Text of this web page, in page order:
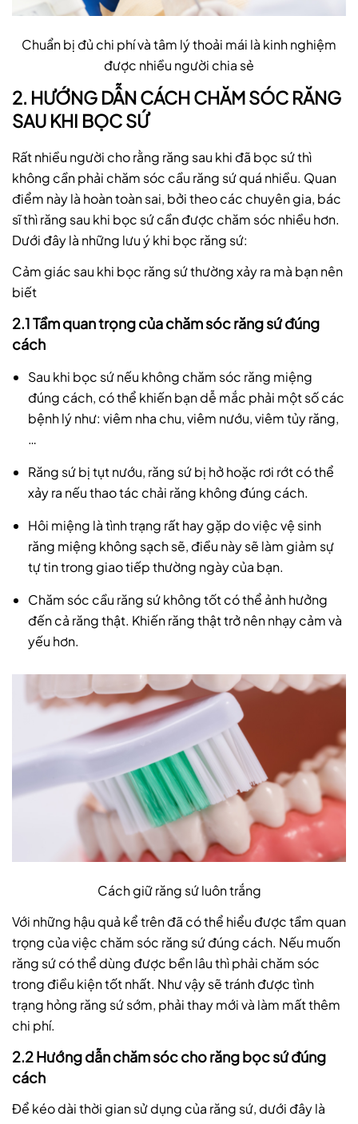
Chuẩn bị đủ chi phí và tâm lý thoải mái là kinh nghiệm
được nhiều người chia sẻ
2. HƯỚNG DẪN CÁCH CHĂM SÓC RĂNG
SAU KHI BỌC SỨ
Rất nhiều người cho rằng răng sau khi đã bọc sứ thì
không cần phải chăm sóc cầu răng sứ quá nhiều. Quan
điểm này là hoàn toàn sai, bởi theo các chuyên gia, bác
sĩ thì răng sau khi bọc sứ cần được chăm sóc nhiều hơn.
Dưới đây là những lưu ý khi bọc răng sứ:
Cảm giác sau khi bọc răng sứ thường xảy ra mà bạn nên
biết
2.1 Tầm quan trọng của chăm sóc răng sứ đúng
cách
Sau khi bọc sứ nếu không chăm sóc răng miệng
đúng cách, có thể khiến bạn dễ mắc phải một số các
bệnh lý như: viêm nha chu, viêm nướu, viêm tủy răng,
…
Răng sứ bị tụt nướu, răng sứ bị hở hoặc rơi rớt có thể
xảy ra nếu thao tác chải răng không đúng cách.
Hôi miệng là tình trạng rất hay gặp do việc vệ sinh
răng miệng không sạch sẽ, điều này sẽ làm giảm sự
tự tin trong giao tiếp thường ngày của bạn.
Chăm sóc cầu răng sứ không tốt có thể ảnh hưởng
đến cả răng thật. Khiến răng thật trở nên nhạy cảm và
yếu hơn.
Cách giữ răng sứ luôn trắng
Với những hậu quả kể trên đã có thể hiểu được tầm quan
trọng của việc chăm sóc răng sứ đúng cách. Nếu muốn
răng sứ có thể dùng được bền lâu thì phải chăm sóc
trong điều kiện tốt nhất. Như vậy sẽ tránh được tình
trạng hỏng răng sứ sớm, phải thay mới và làm mất thêm
chi phí.
2.2 Hướng dẫn chăm sóc cho răng bọc sứ đúng
cách
Để kéo dài thời gian sử dụng của răng sứ, dưới đây là